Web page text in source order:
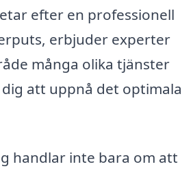
efter en professionell
erbjuder experter
många olika tjänster
att uppnå det optimala
handlar inte bara om att